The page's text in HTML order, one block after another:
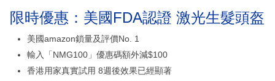
限時優惠：美國FDA認證 激光生髮頭盔
美國amazon鎖量及評價No. 1
輸入「NMG100」優惠碼額外減$100
香港用家真實試用 8週後效果已經顯著